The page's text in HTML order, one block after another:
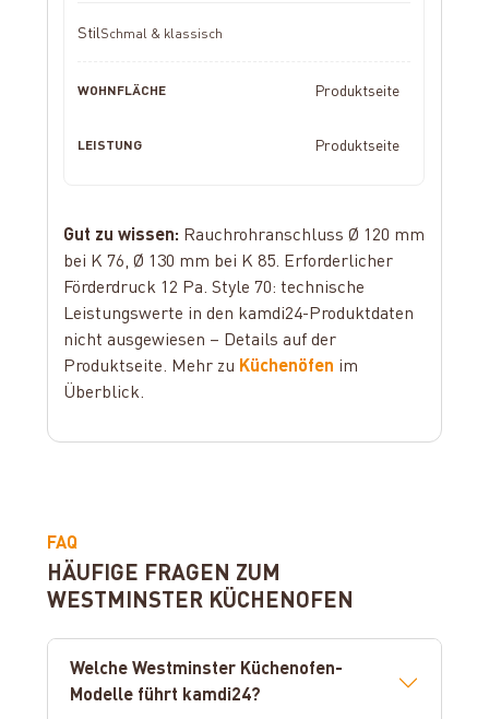
Schmal & klassisch
Produktseite
Produktseite
Gut zu wissen: Rauchrohranschluss Ø 120 mm
bei K 76, Ø 130 mm bei K 85. Erforderlicher
Förderdruck 12 Pa. Style 70: technische
Leistungswerte in den kamdi24-Produktdaten
nicht ausgewiesen – Details auf der
Produktseite. Mehr zu Küchenöfen im
Überblick.
FAQ
HÄUFIGE FRAGEN ZUM
WESTMINSTER KÜCHENOFEN
Welche Westminster Küchenofen-
Modelle führt kamdi24?